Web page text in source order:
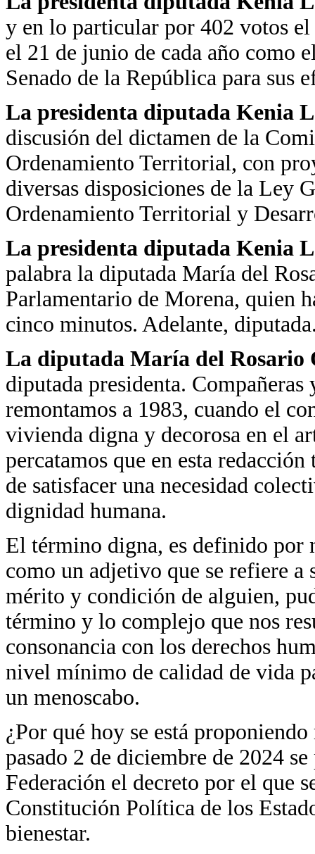
y en lo particular por 402 votos
el 21 de junio de cada año como
Senado de la República para sus
La presidenta diputada Kenia
discusión del dictamen de la
Ordenamiento Territorial, con
diversas disposiciones de la Ley
Ordenamiento Territorial y
La presidenta diputada Kenia
palabra la diputada María del
Parlamentario de Morena, quien
cinco minutos. Adelante,
La diputada María del Rosario
diputada presidenta.
remontamos a 1983, cuando el
vivienda digna y decorosa en el
percatamos que en esta
de satisfacer una necesidad
dignidad humana.
El término digna, es definido por
como un adjetivo que se refiere
mérito y condición de alguien,
término y lo complejo que nos
consonancia con los derechos
nivel mínimo de calidad de vida
un menoscabo.
¿Por qué hoy se está
pasado 2 de diciembre de 2024
Federación el decreto por el que
Constitución Política de los
bienestar.